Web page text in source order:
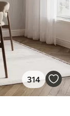
314